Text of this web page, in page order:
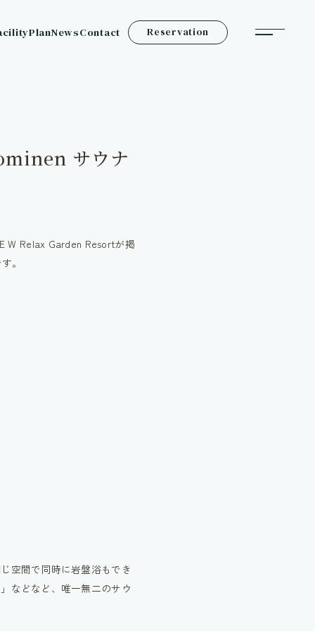
PlanNewsContact Reservation
サウナ
W Relax Garden Resortが掲
。
空間で同時に岩盤浴もでき
などなど、唯一無二のサウ